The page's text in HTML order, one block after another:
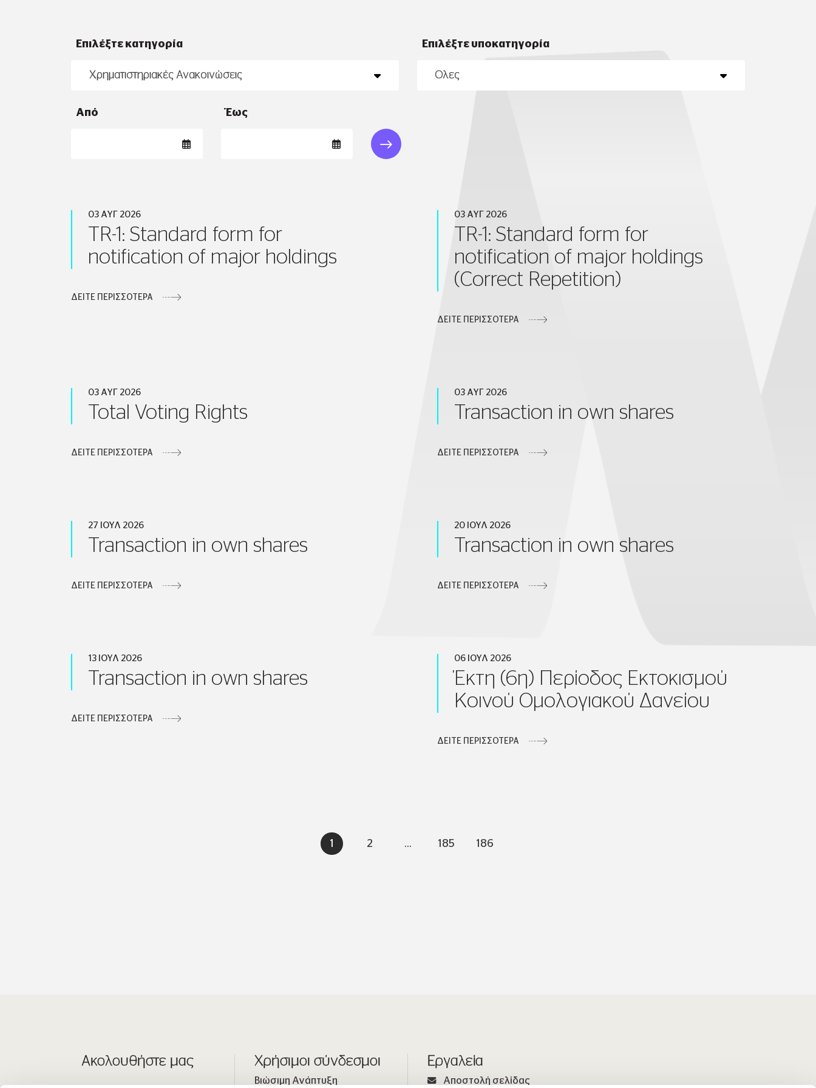
Επιλέξτε κατηγορία Επιλέξτε υποκατηγορία
Από Έως
03 ΑΥΓ 2026
TR-1: Standard form for
notification of major holdings
ΔΕΙΤΕ ΠΕΡΙΣΣΟΤΕΡΑ
03 ΑΥΓ 2026
TR-1: Standard form for
notification of major holdings
(Correct Repetition)
ΔΕΙΤΕ ΠΕΡΙΣΣΟΤΕΡΑ
03 ΑΥΓ 2026
Total Voting Rights
ΔΕΙΤΕ ΠΕΡΙΣΣΟΤΕΡΑ
03 ΑΥΓ 2026
Transaction in own shares
ΔΕΙΤΕ ΠΕΡΙΣΣΟΤΕΡΑ
27 ΙΟΥΛ 2026
Transaction in own shares
ΔΕΙΤΕ ΠΕΡΙΣΣΟΤΕΡΑ
20 ΙΟΥΛ 2026
Transaction in own shares
ΔΕΙΤΕ ΠΕΡΙΣΣΟΤΕΡΑ
13 ΙΟΥΛ 2026
Transaction in own shares
ΔΕΙΤΕ ΠΕΡΙΣΣΟΤΕΡΑ
06 ΙΟΥΛ 2026
Έκτη (6η) Περίοδος Εκτοκισμού
Κοινού Ομολογιακού Δανείου
ΔΕΙΤΕ ΠΕΡΙΣΣΟΤΕΡΑ
1 2 ... 185 186
Ακολουθήστε μας Χρήσιμοι σύνδεσμοι
Βιώσιμη Ανάπτυξη
Εργαλεία
Αποστολή σελίδας